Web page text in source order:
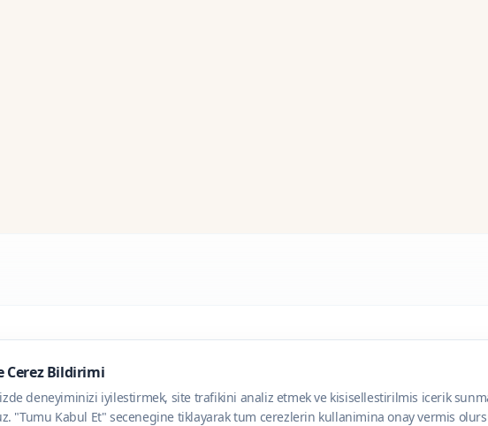
Cerez Bildirimi
deneyiminizi iyilestirmek, site trafikini analiz etmek ve kisisellestirilmis icerik
"Tumu Kabul Et" secenegine tiklayarak tum cerezlerin kullanimina onay vermis